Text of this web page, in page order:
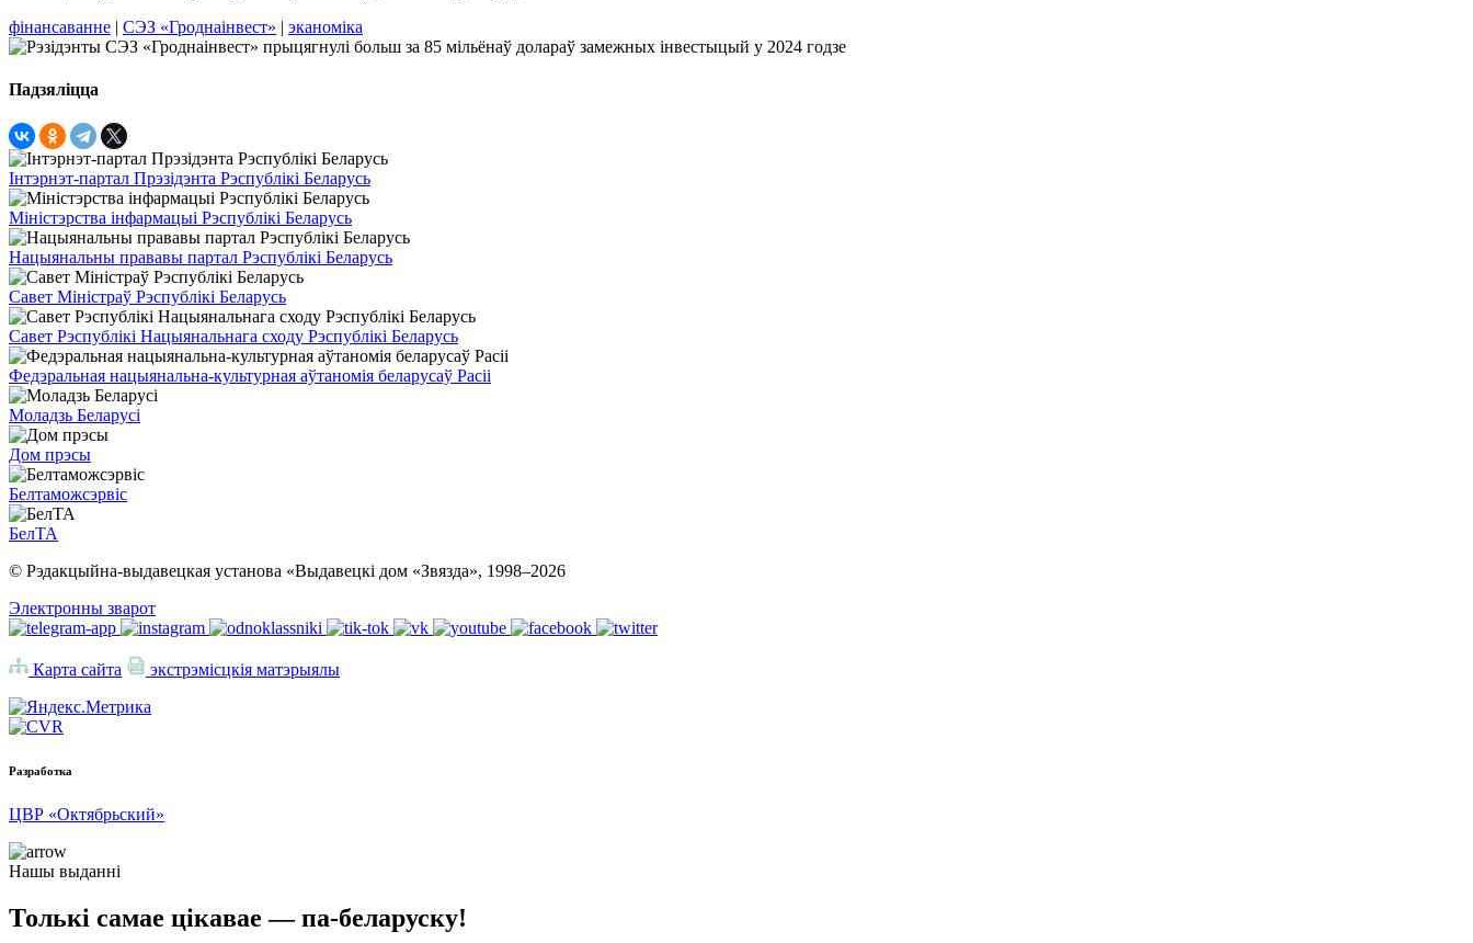
фінансаванне | СЭЗ «Гроднаінвест» | эканоміка
Падзяліцца
Інтэрнэт-партал Прэзідэнта Рэспублікі Беларусь
Міністэрства інфармацыі Рэспублікі Беларусь
Нацыянальны прававы партал Рэспублікі Беларусь
Савет Міністраў Рэспублікі Беларусь
Савет Рэспублікі Нацыянальнага сходу Рэспублікі Беларусь
Федэральная нацыянальна-культурная аўтаномія беларусаў Расіі
Моладзь Беларусі
Дом прэсы
Белтаможсэрвіс
БелТА
© Рэдакцыйна-выдавецкая установа «Выдавецкі дом «Звязда», 1998–2026
Электронны зварот
Карта сайта экстрэмісцкія матэрыялы
Разработка
ЦВР «Октябрьский»
Нашы выданні
Толькі самае цікавае — па-беларуску!